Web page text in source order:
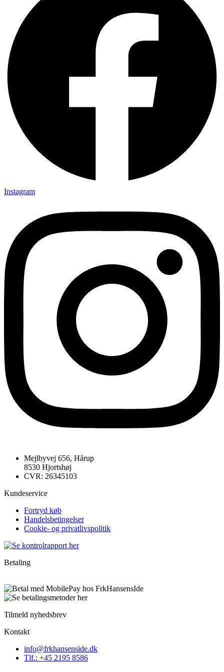
Instagram
Mejlbyvej 656, Hårup
8530 Hjortshøj
CVR: 26345103
Kundeservice
Fortryd køb
Handelsbetingelser
Cookie- og privatlivspolitik
Betaling
Tilmeld nyhedsbrev
Kontakt
info@frkhansenside.dk
Tlf.: +45 2195 8586